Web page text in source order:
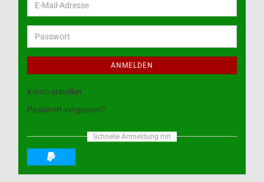
E-
Mail-
Adresse
Passwort
ANMELDEN
Konto erstellen
Passwort vergessen?
Schnelle Anmeldung mit